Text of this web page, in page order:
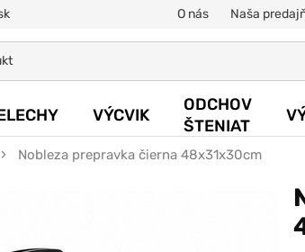
O nás Naša
VÝCVIK
ODCHOV
ŠTENIAT
Nobleza prepravka čierna 48x31x30cm